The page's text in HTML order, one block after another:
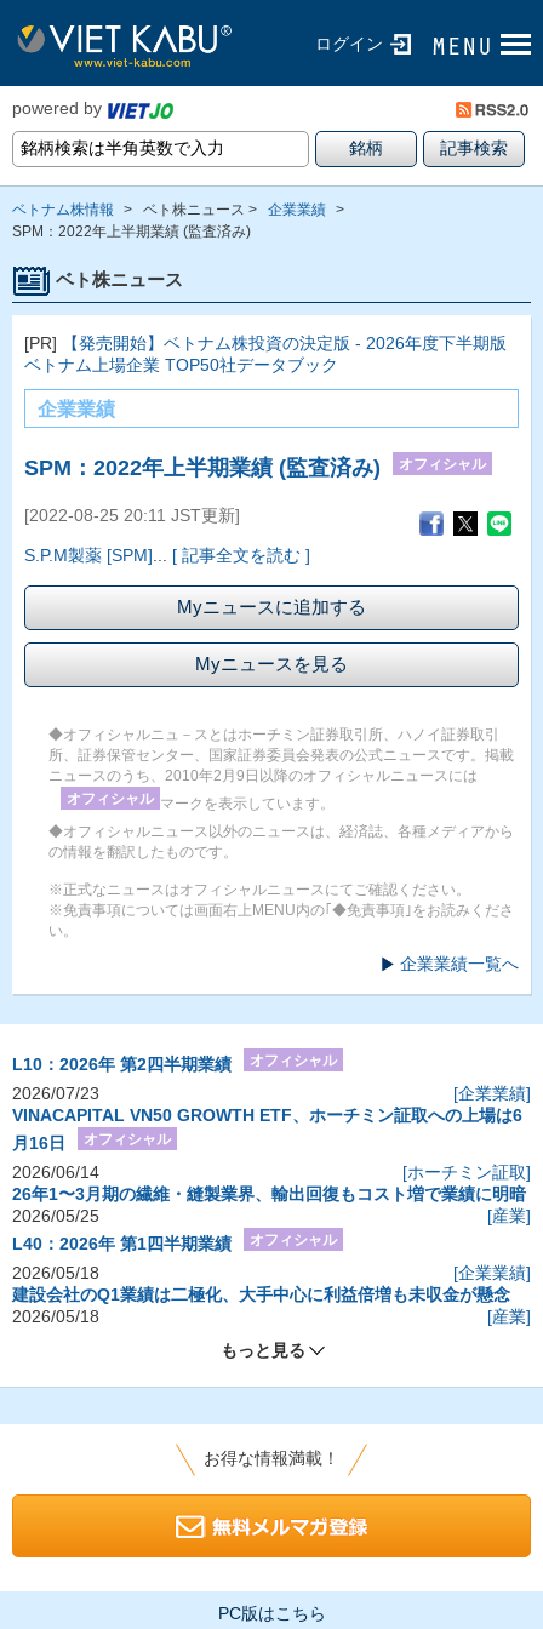
ログイン
powered by
ベトナム株情報 > ベト株ニュース > 企業業績 >
SPM：2022年上半期業績 (監査済み)
ベト株ニュース
[PR]
【発売開始】ベトナム株投資の決定版 - 2026年度下半期版
ベトナム上場企業 TOP50社データブック
企業業績
SPM：2022年上半期業績 (監査済み) オフィシャル
[2022-08-25 20:11 JST更新]
S.P.M製薬 [SPM] [ 記事全文を読む ]
Myニュースに追加する
Myニュースを見る
◆オフィシャルニュ－スとはホーチミン証券取引所、ハノイ証券取引
所、証券保管センター、国家証券委員会発表の公式ニュースです。掲載
ニュースのうち、2010年2月9日以降のオフィシャルニュースには
オフィシャル マークを表示しています。
◆オフィシャルニュース以外のニュースは、経済誌、各種メディアから
の情報を翻訳したものです。
※正式なニュースはオフィシャルニュースにてご確認ください。
※免責事項については画面右上MENU内の｢◆免責事項｣をお読みくださ
い。
企業業績一覧へ
L10：2026年 第2四半期業績 オフィシャル
2026/07/23
[企業業績]
VINACAPITAL VN50 GROWTH ETF、ホーチミン証取への上場は6
月16日
オフィシャル
2026/06/14
[ホーチミン証取]
26年1〜3月期の繊維・縫製業界、輸出回復もコスト増で業績に明暗
2026/05/25
[産業]
L40：2026年 第1四半期業績
オフィシャル
2026/05/18
[企業業績]
建設会社のQ1業績は二極化、大手中心に利益倍増も未収金が懸念
2026/05/18
[産業]
もっと見る
お得な情報満載！
PC版はこちら